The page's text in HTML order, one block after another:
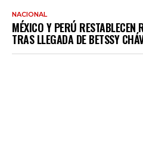
NACIONAL
MÉXICO Y PERÚ RESTABLECEN
TRAS LLEGADA DE BETSSY